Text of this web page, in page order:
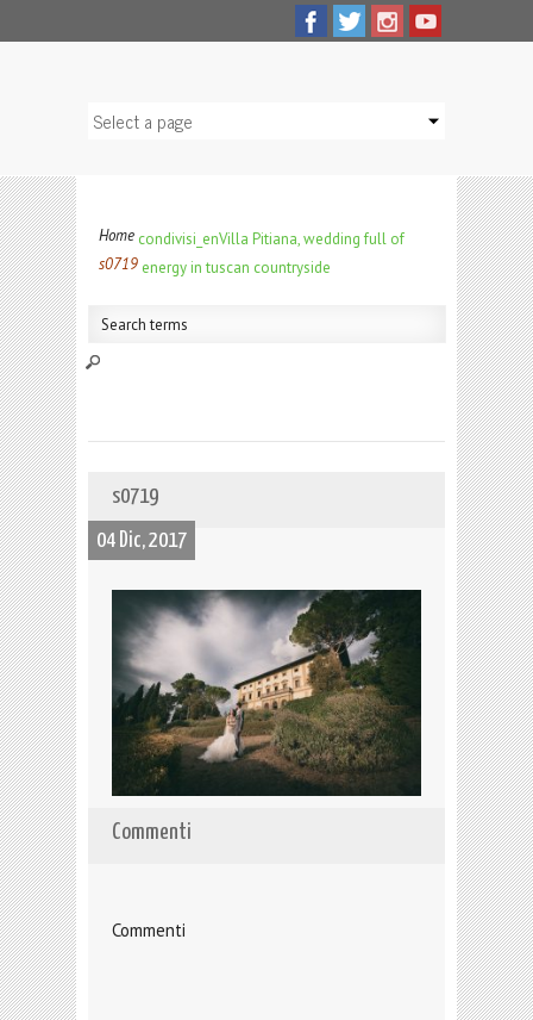
Home condivisi_enVilla Pitiana, wedding full of
energy in tuscan countryside
s0719
s0719
04 Dic, 2017
Commenti
Commenti